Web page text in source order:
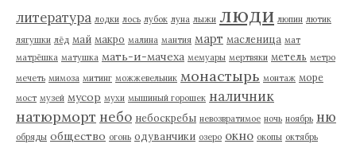
литература лодки лось лубок луна лыжи люди люпин лютик
лягушки лёд май макро малина мантия март масленица мат
матрёшка матушка мать-и-мачеха мемуары мертвяки метель метро
мечеть мимоза митинг можжевельник монастырь монтаж море
мост музей мусор мухи мышиный горошек наличник
натюрморт небо небоскребы невозвратимое ночь ноябрь ню
обряды общество огонь одуванчики озеро окно окопы октябрь